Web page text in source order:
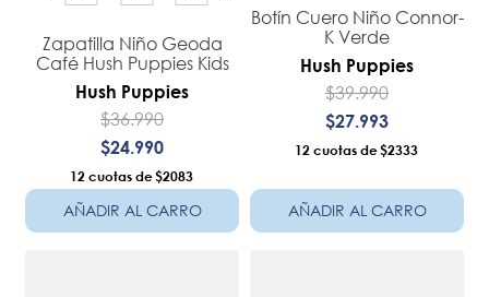
Zapatilla Niño Geoda
Café Hush Puppies Kids
Hush Puppies
$36.990
$24.990
12 $2083
AÑADIR AL CARRO
Botín Cuero Niño Connor-
K Verde
Hush Puppies
$39.990
$27 993
12 $2333
AÑADIR AL CARRO